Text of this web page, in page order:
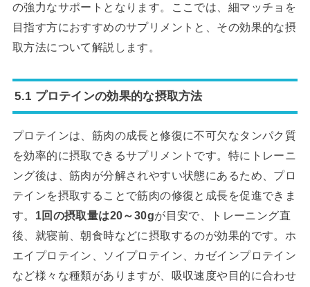
の強力なサポートとなります。ここでは、細マッチョを
目指す方におすすめのサプリメントと、その効果的な摂
取方法について解説します。
5.1 プロテインの効果的な摂取方法
プロテインは、筋肉の成長と修復に不可欠なタンパク質
を効率的に摂取できるサプリメントです。特にトレーニ
ング後は、筋肉が分解されやすい状態にあるため、プロ
テインを摂取することで筋肉の修復と成長を促進できま
す。 1回の摂取量は20～30gが目安で、トレーニング直
後、就寝前、朝食時などに摂取するのが効果的です。ホ
エイプロテイン、ソイプロテイン、カゼインプロテイン
など様々な種類がありますが、吸収速度や目的に合わせ